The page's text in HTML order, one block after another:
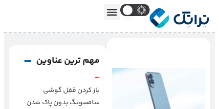
مهم ترین عناوین
باز کردن قفل گوشی
سامسونگ بدون پاک شدن